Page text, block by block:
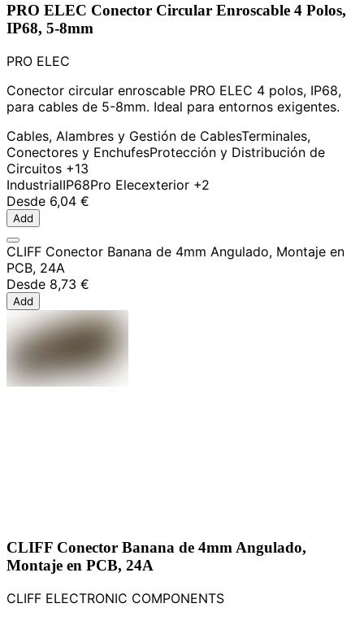
PRO ELEC Conector Circular Enroscable 4 Polos,
IP68, 5-8mm
PRO ELEC
Conector circular enroscable PRO ELEC 4 polos, IP68,
para cables de 5-8mm. Ideal para entornos exigentes.
Cables, Alambres y Gestión de CablesTerminales,
Conectores y EnchufesProtección y Distribución de
Circuitos +13
IndustrialIP68Pro Elecexterior +2
Desde 6,04 €
Add
CLIFF Conector Banana de 4mm Angulado, Montaje en
PCB, 24A
Desde 8,73 €
Add
CLIFF Conector Banana de 4mm Angulado,
Montaje en PCB, 24A
CLIFF ELECTRONIC COMPONENTS